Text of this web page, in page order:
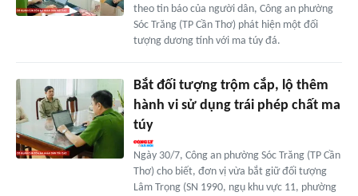
theo tin báo của người dân, Công an phường
Sóc Trăng (TP Cần Thơ) phát hiện một đối
tượng dương tính với ma túy đá.
Bắt đối tượng trộm cắp, lộ thêm
hành vi sử dụng trái phép chất ma
túy
Ngày 30/7, Công an phường Sóc Trăng (TP Cần
Thơ) cho biết, đơn vị vừa bắt giữ đối tượng
Lâm Trọng (SN 1990, ngụ khu vực 11, phường